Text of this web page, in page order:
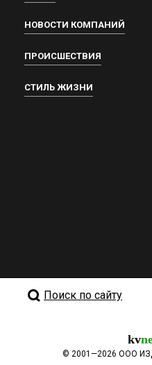
НОВОСТИ КОМПАНИЙ
ПРОИСШЕСТВИЯ
СТИЛЬ ЖИЗНИ
Поиск по сайту
kv
© 2001—2026 ООО